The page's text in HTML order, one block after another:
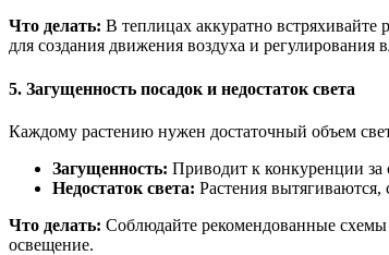
Что делать: В теплицах аккуратно
для создания движения воздуха и регулирования
5. Загущенность посадок и недостаток света
Каждому растению нужен достаточный объем
Загущенность: Приводит к конкуренции за
Недостаток света: Растения вытягиваются,
Что делать: Соблюдайте рекомендованные
освещение.